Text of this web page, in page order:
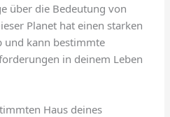
über die Bedeutung von
Planet hat einen starken
und kann bestimmte
in deinem Leben
Haus deines